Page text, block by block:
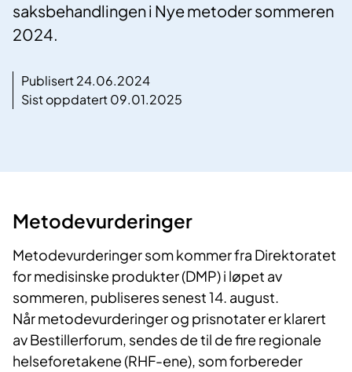
saksbehandlingen i Nye metoder sommeren
2024.
Publisert 24.06.2024
Sist oppdatert 09.01.2025
Metodevurderinger
Metodevurderinger som kommer fra Direktoratet
for medisinske produkter (DMP) i løpet av
sommeren, publiseres senest 14. august.
Når metodevurderinger og prisnotater er klarert
av Bestillerforum, sendes de til de fire regionale
helseforetakene (RHF-ene), som forbereder